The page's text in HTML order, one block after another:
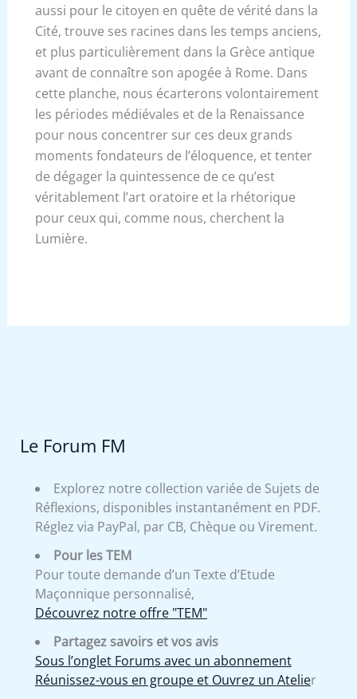
aussi pour le citoyen en quête de vérité dans la
Cité, trouve ses racines dans les temps anciens,
et plus particulièrement dans la Grèce antique
avant de connaître son apogée à Rome. Dans
cette planche, nous écarterons volontairement
les périodes médiévales et de la Renaissance
pour nous concentrer sur ces deux grands
moments fondateurs de l’éloquence, et tenter
de dégager la quintessence de ce qu’est
véritablement l’art oratoire et la rhétorique
pour ceux qui, comme nous, cherchent la
Lumière.
Le Forum FM
Explorez notre collection variée de Sujets de
Réflexions, disponibles instantanément en PDF.
Réglez via PayPal, par CB, Chèque ou Virement.
Pour les TEM
Pour toute demande d’un Texte d’Etude
Maçonnique personnalisé,
Découvrez notre offre "TEM"
Partagez savoirs et vos avis
Sous l’onglet Forums avec un abonnement
Réunissez-vous en groupe et Ouvrez un Atelier